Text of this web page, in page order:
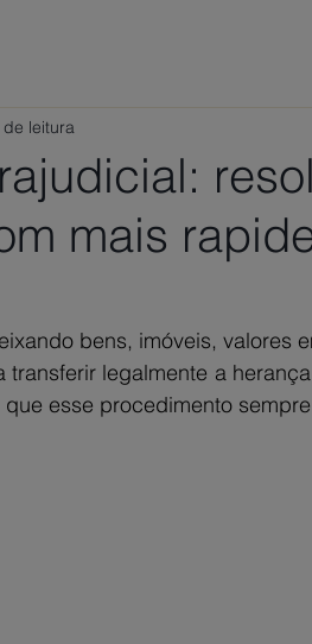
mais
leitura
bens, imóveis, valores
transferir legalmente a
esse procedimento